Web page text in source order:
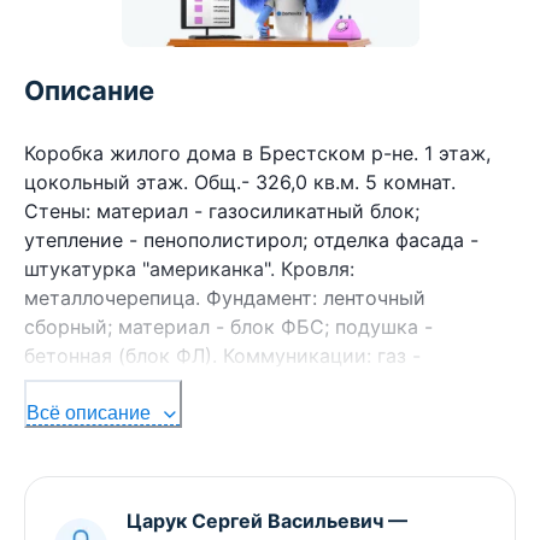
Описание
Коробка жилого дома в Брестском р-не. 1 этаж,
цокольный этаж. Общ.- 326,0 кв.м. 5 комнат.
Стены: материал - газосиликатный блок;
утепление - пенополистирол; отделка фасада -
штукатурка "американка". Кровля:
металлочерепица. Фундамент: ленточный
сборный; материал - блок ФБС; подушка -
бетонная (блок ФЛ). Коммуникации: газ -
централизованный (по улице), водоснабжение -
централизованный водопровод (по улице),
0,1250 га. Лот - 192923. Смотреть подробнее.
Здесь можно подписаться на рассылку новых
Всё описание
Царук Сергей Васильевич —